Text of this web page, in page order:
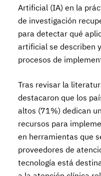
Artificial (IA) en la
de investigación
para detectar qué
artificial se describen
procesos de
Tras revisar la
destacaron que los
altos (71%) dedican
recursos para
en herramientas que
proveedores de
tecnología está